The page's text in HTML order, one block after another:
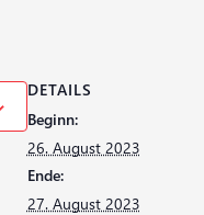
DETAILS
Beginn:
26. August 2023
Ende:
27. August 2023